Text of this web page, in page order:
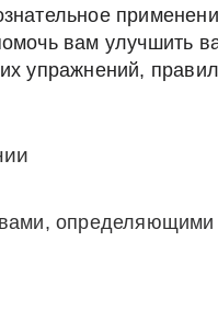
вам улучшить
упражнений,
определяющими